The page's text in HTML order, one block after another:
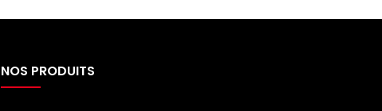
NOS PRODUITS